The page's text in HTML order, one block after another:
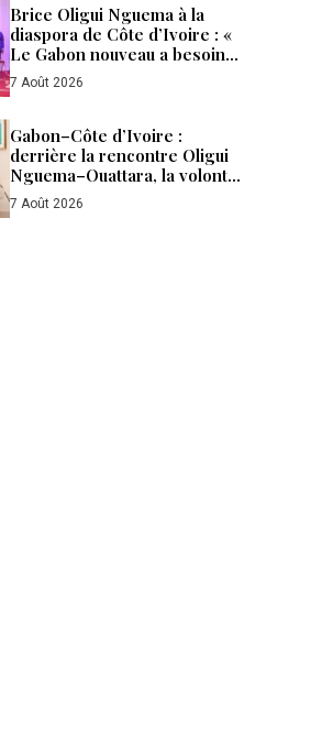
Gabon
Brice Oligui Nguema à la
diaspora de Côte d’Ivoire : «
Le Gabon nouveau a besoin
de tous ses enfants »
7 Août 2026
Gabon–Côte d’Ivoire :
derrière la rencontre Oligui
Nguema–Ouattara, la volonté
d’aller plus loin
7 Août 2026